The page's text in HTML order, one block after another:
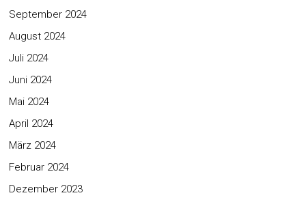
September 2024
August 2024
Juli 2024
Juni 2024
Mai 2024
April 2024
März 2024
Februar 2024
Dezember 2023